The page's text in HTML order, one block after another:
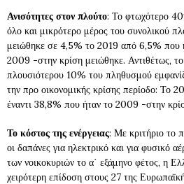
Ανισότητες στον πλούτο: Το φτωχότερο
όλο και μικρότερο μέρος του συνολικού
μειώθηκε σε 4,5% το 2019 από 6,5% που
2009 -στην κρίση μειώθηκε. Αντιθέτως, το
πλουσιότερου 10% του πληθυσμού
την προ οικονομικής κρίσης περίοδο: Το
έναντι 38,8% που ήταν το 2009 -στην
Το κόστος της ενέργειας: Με κριτήριο το
οι δαπάνες για ηλεκτρικό και για φυσικό
των νοικοκυριών το α΄ εξάμηνο φέτος, η
χειρότερη επίδοση στους 27 της